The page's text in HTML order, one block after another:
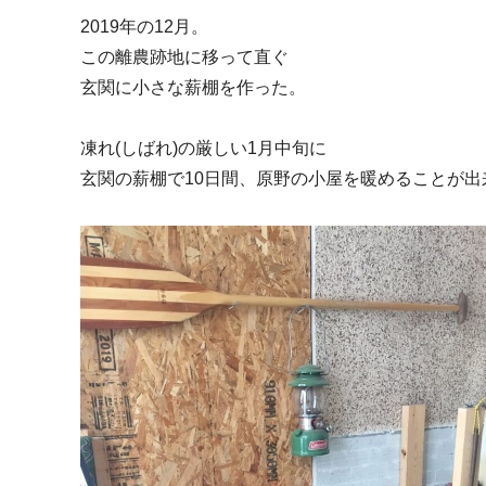
2019年の12月。
この離農跡地に移って直ぐ
玄関に小さな薪棚を作った。
凍れ(しばれ)の厳しい1月中旬に
玄関の薪棚で10日間、原野の小屋を暖めることが出